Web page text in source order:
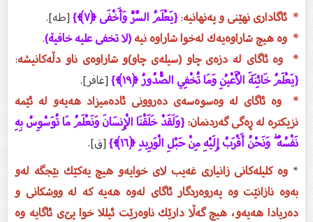
* ئاگاداری نهێنی و پەنهانیە:{يَعْلَمُ السِّرَّ وَأَخْفَى ﴿٧﴾}
[طه].
* وە هیچ شاراوەیەك لەخوا شاراوە نیە(لا تخفى عليه خافية).
* وە ئاگای لە دزەی چاو (سیلەی چاو)و شاراوەی ناو دڵەكانیشە:
{يَعْلَمُ خَائِنَةَ الْأَعْيُنِ وَمَا تُخْفِي الصُّدُورُ ﴿١٩﴾}
[غافر].
* وە ئاگای لە وەسوەسەی دەروونی ئادەمیزاد هەیەو لە ئێمە
نزیكترە لە ڕەگی گەردنمان:{وَلَقَدْ خَلَقْنَا الْإِنسَانَ وَنَعْلَمُ مَا تُوَسْوِسُ بِهِ
نَفْسُهُ ۖ وَنَحْنُ أَقْرَبُ إِلَيْهِ مِنْ حَبْلِ الْوَرِيدِ ﴿١٦﴾}
[ق].
وە كلیلەكانی زانیاری غەیب لای خوایەو هیچ یەكێك بێجگە لەو
بەوە نازانێت وە پەروەردگار ئاگای لەوە هەیە كە لە ووشكانی و
دەریادا هەیەو، هیچ گەڵا دارێك ناوەرێت ئیللا خوا پێ‌ی ئاگایە وە